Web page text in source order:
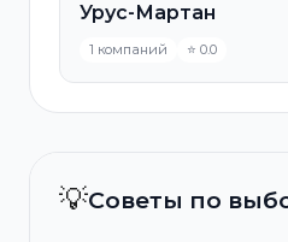
Урус-Мартан
1 компаний ⭐ 0.0
💡Советы по